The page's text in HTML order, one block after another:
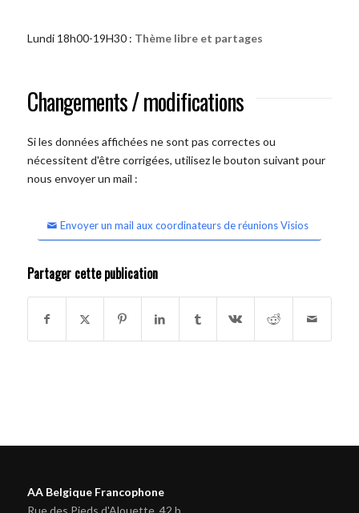
Lundi 18h00-19H30 : Thème libre et partages
Changements / modifications
Si les données affichées ne sont pas correctes ou
nécessitent d'être corrigées, utilisez le bouton suivant pour
nous envoyer un mail :
Envoyer un mail aux coordinateurs de réunions Visios
Partager cette publication
AA Belgique Francophone
Rue des Pieds d'Alouette, 42 b